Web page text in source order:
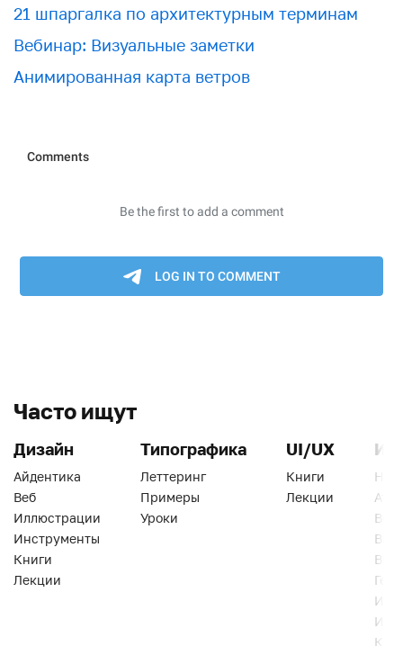
21 шпаргалка по архитектурным терминам
Вебинар: Визуальные заметки
Анимированная карта ветров
Часто ищут
Дизайн
Айдентика
Веб
Иллюстрации
Инструменты
Книги
Лекции
Типографика
Леттеринг
Примеры
Уроки
UI/UX
Книги
Лекции
Веб